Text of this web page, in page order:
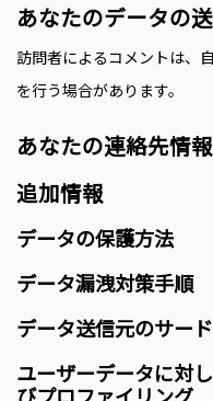
あなたのデータの
訪問者によるコメントは、
を行う場合があります。
あなたの連絡先情報
追加情報
データの保護方法
データ漏洩対策手順
データ送信元のサー
ユーザーデータに対